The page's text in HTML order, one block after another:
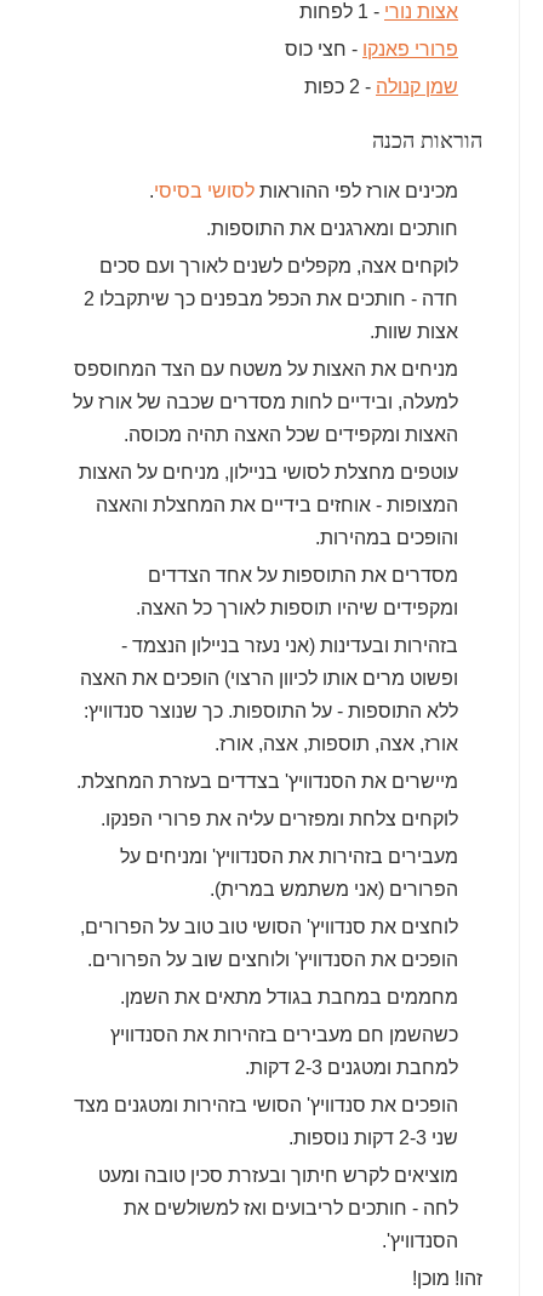
אצות נורי - 1 לפחות
פרורי פאנקו - חצי כוס
שמן קנולה - 2 כפות
הוראות הכנה
מכינים אורז לפי ההוראות לסושי בסיסי.
חותכים ומארגנים את התוספות.
לוקחים אצה, מקפלים לשנים לאורך ועם סכים
חדה - חותכים את הכפל מבפנים כך שיתקבלו 2
אצות שוות.
מניחים את האצות על משטח עם הצד המחוספס
למעלה, ובידיים לחות מסדרים שכבה של אורז על
האצות ומקפידים שכל האצה תהיה מכוסה.
עוטפים מחצלת לסושי בניילון, מניחים על האצות
המצופות - אוחזים בידיים את המחצלת והאצה
והופכים במהירות.
מסדרים את התוספות על אחד הצדדים
ומקפידים שיהיו תוספות לאורך כל האצה.
בזהירות ובעדינות (אני נעזר בניילון הנצמד -
ופשוט מרים אותו לכיוון הרצוי) הופכים את האצה
ללא התוספות - על התוספות. כך שנוצר סנדוויץ:
אורז, אצה, תוספות, אצה, אורז.
מיישרים את הסנדוויץ' בצדדים בעזרת המחצלת.
לוקחים צלחת ומפזרים עליה את פרורי הפנקו.
מעבירים בזהירות את הסנדוויץ' ומניחים על
הפרורים (אני משתמש במרית).
לוחצים את סנדוויץ' הסושי טוב טוב על הפרורים,
הופכים את הסנדוויץ' ולוחצים שוב על הפרורים.
מחממים במחבת בגודל מתאים את השמן.
כשהשמן חם מעבירים בזהירות את הסנדוויץ
למחבת ומטגנים 2-3 דקות.
הופכים את סנדוויץ' הסושי בזהירות ומטגנים מצד
שני 2-3 דקות נוספות.
מוציאים לקרש חיתוך ובעזרת סכין טובה ומעט
לחה - חותכים לריבועים ואז למשולשים את
הסנדוויץ'.
זהו! מוכן!